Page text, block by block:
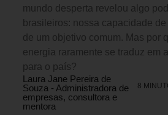
mundo desperta revelou algo
brasileiros: nossa capacidade
de um objetivo comum. Mas por
energia raramente se traduz em
para o país?
Laura Jane Pereira de
Souza - Administradora de
empresas, consultora e
mentora
8